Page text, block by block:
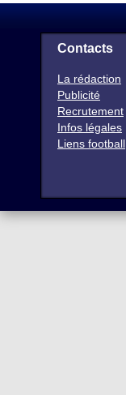
Contacts
La rédaction
Publicité
Recrutement
Infos légales
Liens football